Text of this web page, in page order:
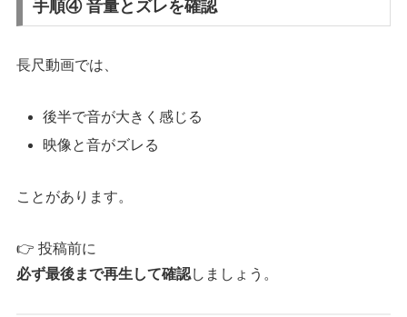
手順④ 音量とズレを確認
長尺動画では、
後半で音が大きく感じる
映像と音がズレる
ことがあります。
👉 投稿前に
必ず最後まで再生して確認しましょう。